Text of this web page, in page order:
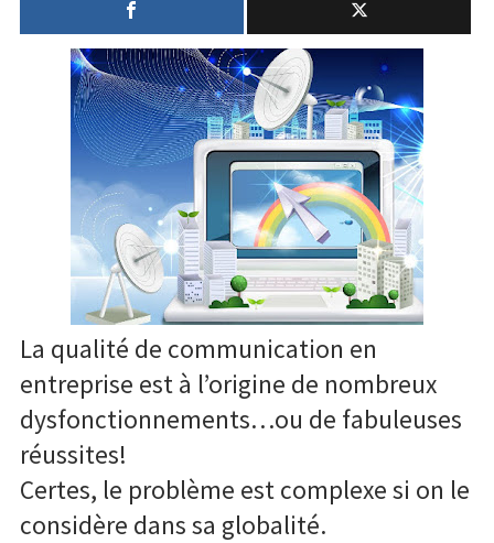
Créativité
Marketing
Humour
Numérique
Outils
shadoks
racontent
la
communication
La qualité de communication en
entreprise est à l’origine de nombreux
dysfonctionnements…ou de fabuleuses
réussites!
Certes, le problème est complexe si on le
considère dans sa globalité.